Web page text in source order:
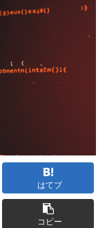
はてブ
コピー